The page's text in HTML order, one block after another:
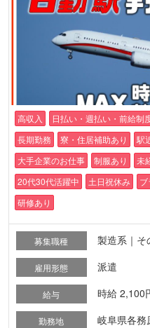
高収入 日払い・週払い・前給制
長期勤務
寮・住居補助あり 駅
大手企業のお仕事
制服あり 未
20代30代活躍中
土日祝休み
研修あり
募集職種 製造系｜そ
雇用形態 派遣
給与 時給 2,100
勤務地 岐阜県各務